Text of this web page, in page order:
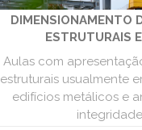
DIMENSIONAMENTO
ESTRUTURAIS
Aulas com
estruturais usualmente
edifícios metálicos e